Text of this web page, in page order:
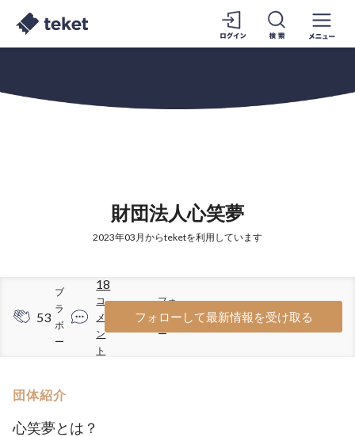
財団法人心笑夢
2023年03月からteketを利用しています
53
ブ
ラ
ボ
ー
18
コ
メ
ン
ト
66
フォ
ロワ
ー
フォローして最新情報を受け取る
団体紹介
心笑夢とは？